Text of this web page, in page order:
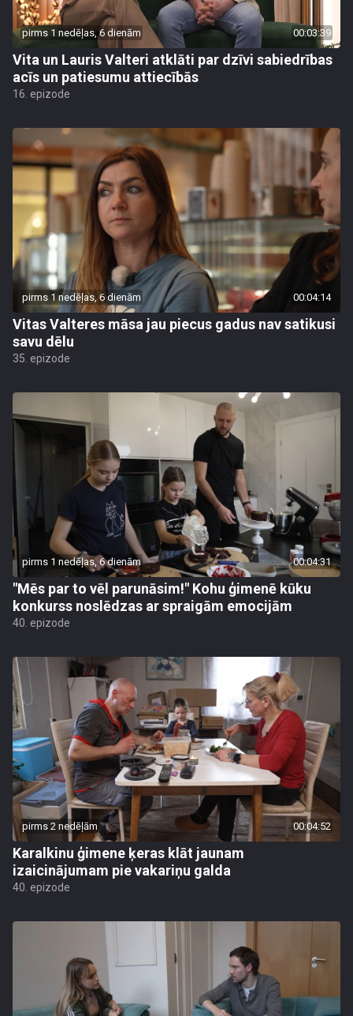
pirms 1 nedēļas, 6 dienām 00:03:39
Vita un Lauris Valteri atklāti par dzīvi sabiedrības
acīs un patiesumu attiecībās
16. epizode
pirms 1 nedēļas, 6 dienām 00:04:14
Vitas Valteres māsa jau piecus gadus nav satikusi
savu dēlu
35. epizode
pirms 1 nedēļas, 6 dienām 00:04:31
"Mēs par to vēl parunāsim!" Kohu ģimenē kūku
konkurss noslēdzas ar spraigām emocijām
40. epizode
pirms 2 nedēļām 00:04:52
Karalkinu ģimene ķeras klāt jaunam
izaicinājumam pie vakariņu galda
40. epizode